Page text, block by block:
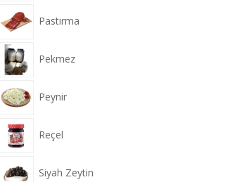
Pastırma
Pekmez
Peynir
Reçel
Siyah Zeytin